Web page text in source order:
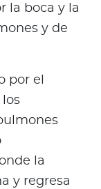
la boca y la
y de
por el
la
y regresa